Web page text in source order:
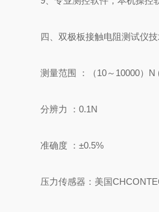
四、双极板接触电阻测试仪技
测量范围 ：（10～10000）
分辨力 ：0.1N
准确度 ：±0.5%
压力传感器：美国